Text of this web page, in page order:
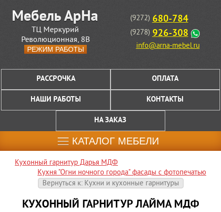
ТЦ Меркурий
Революционная, 8В
РЕЖИМ РАБОТЫ
(9272) 680-784
(9278) 926-308
info@arna-mebel.ru
РАССРОЧКА ОПЛАТА
НАШИ РАБОТЫ КОНТАКТЫ
НА ЗАКАЗ
КАТАЛОГ МЕБЕЛИ
Кухонный гарнитур Дарья МДФ
Кухня "Огни ночного города" фасады с фотопечатью
Вернуться к: Кухни и кухонные гарнитуры
КУХОННЫЙ ГАРНИТУР ЛАЙМА МДФ